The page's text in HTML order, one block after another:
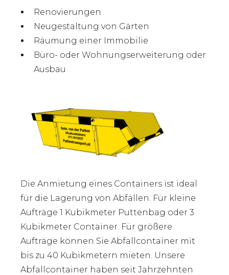
Renovierungen
Neugestaltung von Gärten
Räumung einer Immobilie
Büro- oder Wohnungserweiterung oder
Ausbau
Die Anmietung eines Containers ist ideal
für die Lagerung von Abfällen. Für kleine
Aufträge 1 Kubikmeter Puttenbag oder 3
Kubikmeter Container. Für größere
Aufträge können Sie Abfallcontainer mit
bis zu 40 Kubikmetern mieten. Unsere
Abfallcontainer haben seit Jahrzehnten